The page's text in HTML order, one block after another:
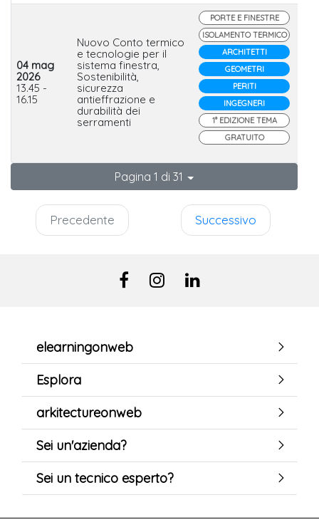
04 mag
2026
13.45 -
16.15
Nuovo Conto termico
e tecnologie per il
sistema finestra,
Sostenibilità,
sicurezza
antieffrazione e
durabilità dei
serramenti
PORTE E FINESTRE
ISOLAMENTO TERMICO
ARCHITETTI
GEOMETRI
PERITI
INGEGNERI
1° EDIZIONE TEMA
GRATUITO
Pagina 1 di 31
Precedente Successivo
elearningonweb
Esplora
arkitectureonweb
Sei un'azienda?
Sei un tecnico esperto?